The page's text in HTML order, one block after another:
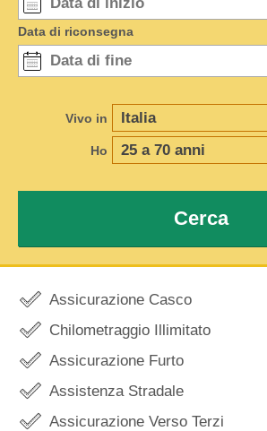
Data di riconsegna
Vivo in
Ho
Cerca
Assicurazione Casco
Chilometraggio Illimitato
Assicurazione Furto
Assistenza Stradale
Assicurazione Verso Terzi